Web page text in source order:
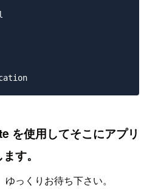
を使用してそこにアプリ
す。
っくりお待ち下さい。